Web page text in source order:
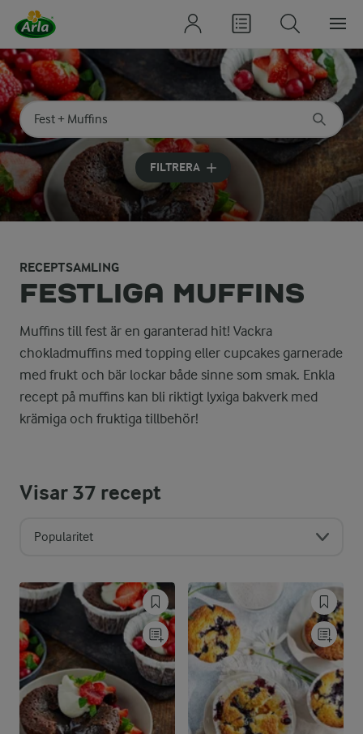
Sök på kategori eller ingrediens
Skriv in sökord för att få förslag
FILTRERA
RECEPTSAMLING
FESTLIGA MUFFINS
Muffins till fest är en garanterad hit! Vackra
chokladmuffins med topping eller cupcakes garnerade
med frukt och bär lockar både sinne som smak. Enkla
recept på muffins kan bli riktigt lyxiga bakverk med
krämiga och fruktiga tillbehör!
Visar37 recept
Popularitet